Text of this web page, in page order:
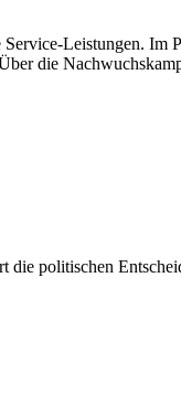
Leistungen.
die
die politischen